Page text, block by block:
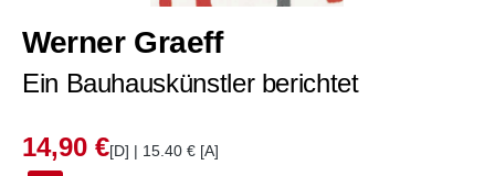
Werner Graeff
Ein Bauhauskünstler berichtet
14,90 €[D] | 15.40 € [A]